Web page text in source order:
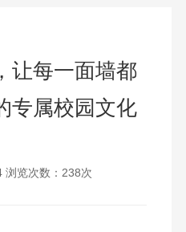
让每一面墙都
专属校园文化
浏览次数：238次